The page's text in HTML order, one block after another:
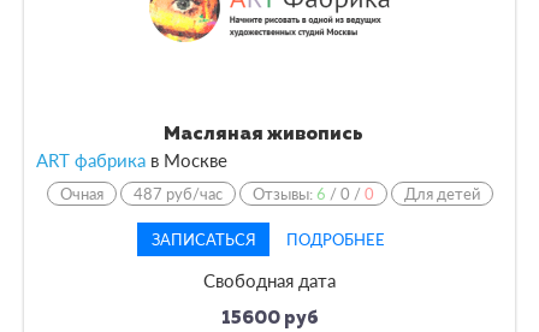
Масляная живопись
ART фабрика в Москве
Очная 487 руб/час Отзывы:6 /0 /0 Для детей
ЗАПИСАТЬСЯ ПОДРОБНЕЕ
Свободная дата
15600 руб